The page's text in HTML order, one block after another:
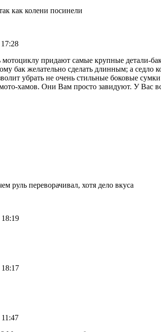
как колени посинели
придают самые крупные детали-
бак желательно сделать длинным; а седло
убрать не очень стильные боковые
хамов. Они Вам просто завидуют. У Вас
руль переворачивал, хотя дело вкуса